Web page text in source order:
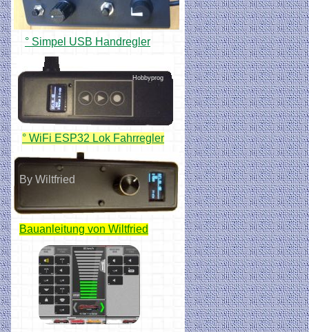
° Simpel USB Handregler
° WiFi ESP32 Lok Fahrregler
By Wiltfried
Bauanleitung von Wiltfried
Hobbyprog